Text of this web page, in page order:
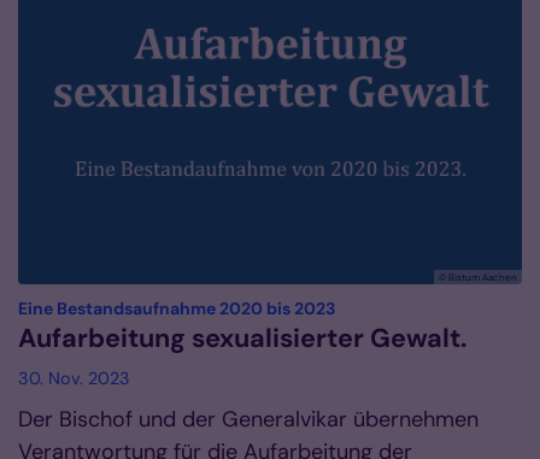
© Bistum Aachen
Eine Bestandsaufnahme 2020 bis 2023:
Aufarbeitung sexualisierter Gewalt.
30. Nov. 2023
Der Bischof und der Generalvikar übernehmen
Verantwortung für die Aufarbeitung der